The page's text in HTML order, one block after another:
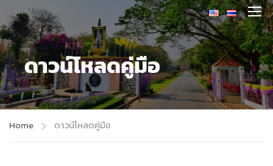
ดาวน์โหลดคู่มือ
Home ดาวน์โหลดคู่มือ